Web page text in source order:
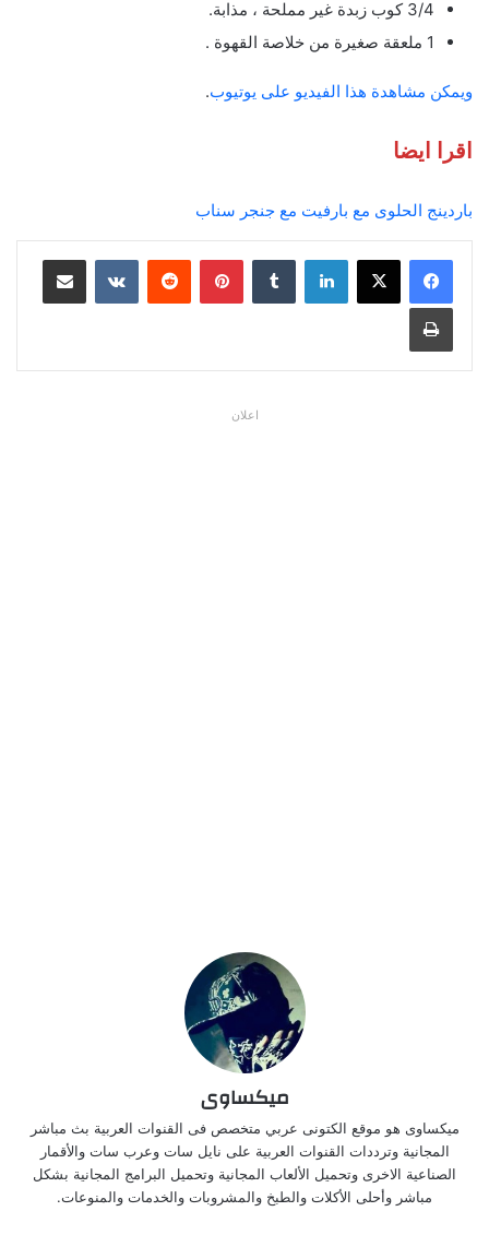
3/4 كوب زبدة غير مملحة ، مذابة.
1 ملعقة صغيرة من خلاصة القهوة .
ويمكن مشاهدة هذا الفيديو على يوتيوب.
اقرا ايضا
باردينج الحلوى مع بارفيت مع جنجر سناب
لينكدإن بينتيريست مشاركة عبر البريد
طباعة
اعلان
ميكساوى
ميكساوى هو موقع الكتونى عربي متخصص فى القنوات العربية بث مباشر
المجانية وترددات القنوات العربية على نايل سات وعرب سات والأقمار
الصناعية الاخرى وتحميل الألعاب المجانية وتحميل البرامج المجانية بشكل
مباشر وأحلى الأكلات والطبخ والمشروبات والخدمات والمنوعات.